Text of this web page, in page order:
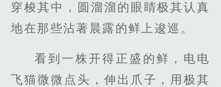
穿梭其中，圆溜溜的眼睛极其认真
地在那些沾著晨露的鲜上逡巡。
看到一株开得正盛的鲜，电电
飞猫微微点头，伸出爪子，用极其